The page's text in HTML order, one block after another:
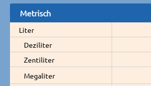
Metrisch
Liter
Deziliter
Zentiliter
Megaliter